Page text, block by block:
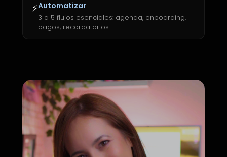
⚡Automatizar
3 a 5 flujos esenciales: agenda, onboarding,
pagos, recordatorios.